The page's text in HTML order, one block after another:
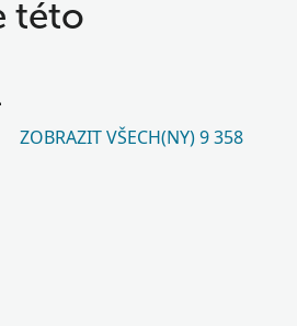
této
ZOBRAZIT VŠECH(NY) 9 358